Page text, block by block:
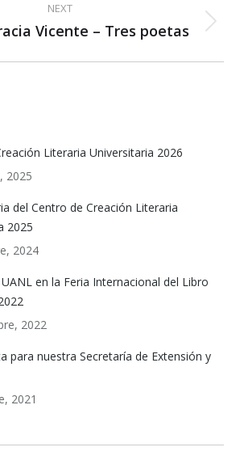
NEXT
Next
Vicente – Tres poetas
Literaria Universitaria 2026
2025
del Centro de Creación Literaria
2025
2024
en la Feria Internacional del Libro
2022
para nuestra Secretaría de Extensión y
2021